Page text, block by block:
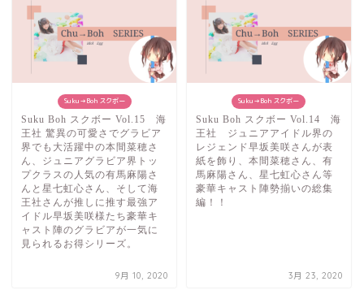
Suku→Boh スクボー
Suku Boh スクボー Vol.15 海
王社 驚異の可愛さでグラビア
界でも大活躍中の本間菜穂さ
ん、ジュニアグラビア界トッ
プクラスの人気の有馬麻陽さ
んと星七虹心さん、そして海
王社さんが推しに推す最強ア
イドル早坂美咲様たち豪華キ
ャスト陣のグラビアが一気に
見られるお得シリーズ。
9月 10, 2020
Suku→Boh スクボー
Suku Boh スクボー Vol.14 海
王社 ジュニアアイドル界の
レジェンド早坂美咲さんが表
紙を飾り、本間菜穂さん、有
馬麻陽さん、星七虹心さん等
豪華キャスト陣勢揃いの総集
編！！
3月 23, 2020